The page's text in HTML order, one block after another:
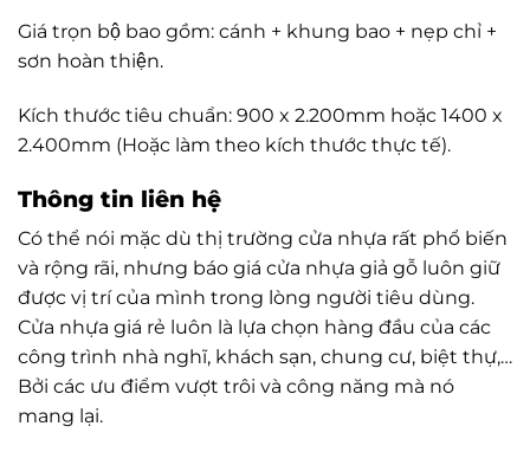
Giá trọn bộ bao gồm: cánh + khung bao + nẹp chỉ +
sơn hoàn thiện.
Kích thước tiêu chuẩn: 900 x 2.200mm hoặc 1400 x
2.400mm (Hoặc làm theo kích thước thực tế).
Thông tin liên hệ
Có thể nói mặc dù thị trường cửa nhựa rất phổ biến
và rộng rãi, nhưng báo giá cửa nhựa giả gỗ luôn giữ
được vị trí của mình trong lòng người tiêu dùng.
Cửa nhựa giá rẻ luôn là lựa chọn hàng đầu của các
công trình nhà nghĩ, khách sạn, chung cư, biệt thự,…
Bởi các ưu điểm vượt trôi và công năng mà nó
mang lại.